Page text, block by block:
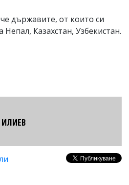
държавите, от които си
Непал, Казахстан, Узбекистан.
ИЛИЕВ